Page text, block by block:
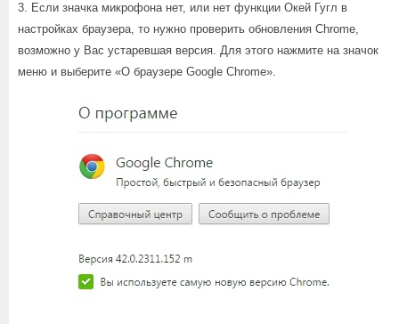
3. Если значка микрофона нет, или нет функции Окей Гугл в
настройках браузера, то нужно проверить обновления Chrome,
возможно у Вас устаревшая версия. Для этого нажмите на значок
меню и выберите «О браузере Google Chrome».